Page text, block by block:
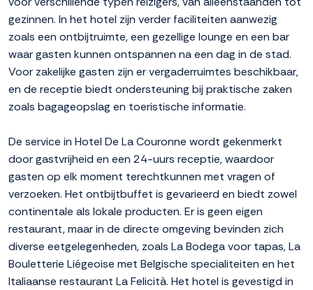
gezinnen. In het hotel zijn verder faciliteiten aanwezig
zoals een ontbijtruimte, een gezellige lounge en een bar
waar gasten kunnen ontspannen na een dag in de stad.
Voor zakelijke gasten zijn er vergaderruimtes beschikbaar,
en de receptie biedt ondersteuning bij praktische zaken
zoals bagageopslag en toeristische informatie.
De service in Hotel De La Couronne wordt gekenmerkt
door gastvrijheid en een 24-uurs receptie, waardoor
gasten op elk moment terechtkunnen met vragen of
verzoeken. Het ontbijtbuffet is gevarieerd en biedt zowel
continentale als lokale producten. Er is geen eigen
restaurant, maar in de directe omgeving bevinden zich
diverse eetgelegenheden, zoals La Bodega voor tapas, La
Bouletterie Liégeoise met Belgische specialiteiten en het
Italiaanse restaurant La Felicità. Het hotel is gevestigd in